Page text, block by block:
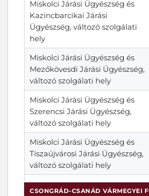
Miskolci Járási Ügyészség és
Kazincbarcikai Járási
Ügyészség, változó szolgálati
hely
Miskolci Járási Ügyészség és
Mezőkövesdi Járási Ügyészség,
változó szolgálati hely
Miskolci Járási Ügyészség és
Szerencsi Járási Ügyészség,
változó szolgálati hely
Miskolci Járási Ügyészség és
Tiszaújvárosi Járási Ügyészség,
változó szolgálati hely
CSONGRÁD-CSANÁD VÁRMEGYEI